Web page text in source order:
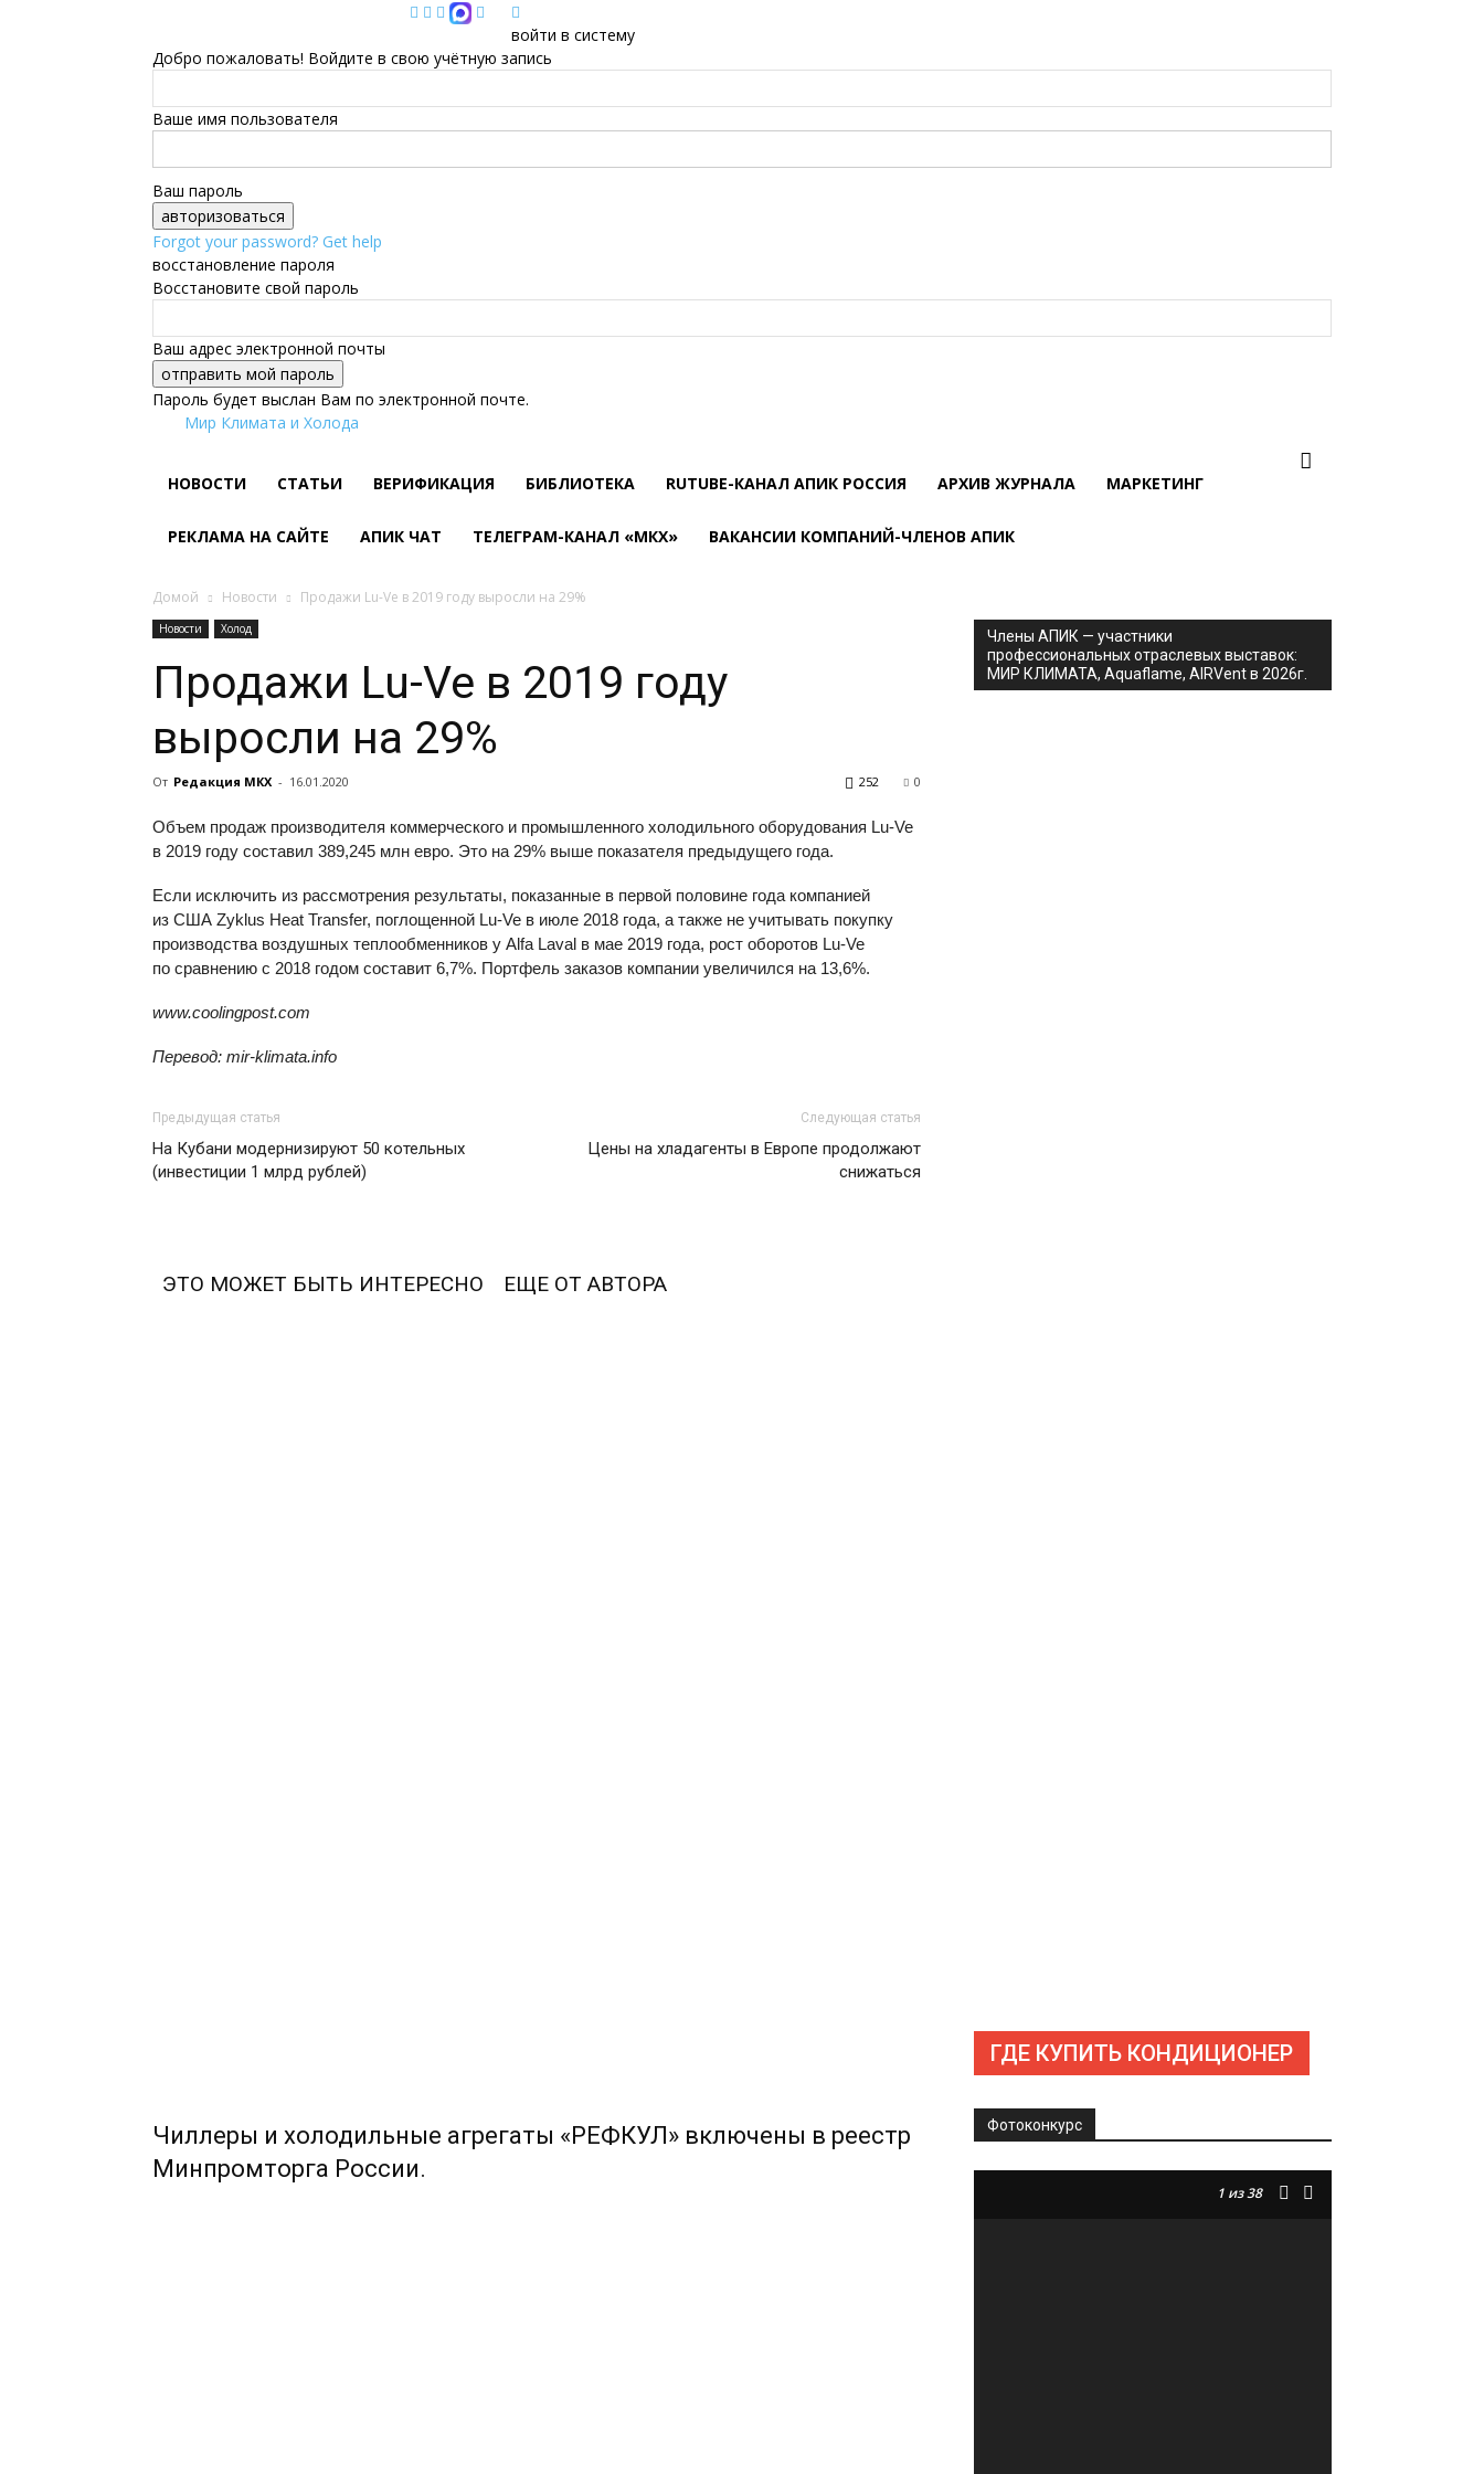
войти в систему
Добро пожаловать! Войдите в свою учётную запись
Ваше имя пользователя
Ваш пароль
Forgot your password? Get help
восстановление пароля
Восстановите свой пароль
Ваш адрес электронной почты
Пароль будет выслан Вам по электронной почте.
Мир Климата и Холода
НОВОСТИ СТАТЬИ ВЕРИФИКАЦИЯ БИБЛИОТЕКА RUTUBE-КАНАЛ АПИК РОССИЯ АРХИВ ЖУРНАЛА МАРКЕТИНГ
РЕКЛАМА НА САЙТЕ АПИК ЧАТ ТЕЛЕГРАМ-КАНАЛ «МКХ» ВАКАНСИИ КОМПАНИЙ-ЧЛЕНОВ АПИК
Домой Новости Продажи Lu-Ve в 2019 году выросли на 29%
Новости Холод
Продажи Lu-Ve в 2019 году
выросли на 29%
От Редакция МКХ - 16.01.2020 0
252
Объем продаж производителя коммерческого и промышленного холодильного оборудования Lu-Ve
в 2019 году составил 389,245 млн евро. Это на 29% выше показателя предыдущего года.
Если исключить из рассмотрения результаты, показанные в первой половине года компанией
из США Zyklus Heat Transfer, поглощенной Lu-Ve в июле 2018 года, а также не учитывать покупку
производства воздушных теплообменников у Alfa Laval в мае 2019 года, рост оборотов Lu-Ve
по сравнению с 2018 годом составит 6,7%. Портфель заказов компании увеличился на 13,6%.
www.coolingpost.com
Перевод: mir-klimata.info
Предыдущая статья
На Кубани модернизируют 50 котельных
(инвестиции 1 млрд рублей)
Следующая статья
Цены на хладагенты в Европе продолжают
снижаться
ЭТО МОЖЕТ БЫТЬ ИНТЕРЕСНО ЕЩЕ ОТ АВТОРА
Чиллеры и холодильные агрегаты «РЕФКУЛ» включены в реестр
Минпромторга России.
Члены АПИК — участники
профессиональных отраслевых выставок:
МИР КЛИМАТА, Aquaflame, AIRVent в 2026г.
ГДЕ КУПИТЬ КОНДИЦИОНЕР
Фотоконкурс
1 из 38